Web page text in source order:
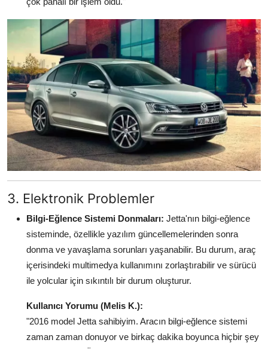
3. Elektronik Problemler
Bilgi-Eğlence Sistemi Donmaları: Jetta'nın bilgi-eğlence
sisteminde, özellikle yazılım güncellemelerinden sonra
donma ve yavaşlama sorunları yaşanabilir. Bu durum, araç
içerisindeki multimedya kullanımını zorlaştırabilir ve sürücü
ile yolcular için sıkıntılı bir durum oluşturur.
Kullanıcı Yorumu (Melis K.):
"2016 model Jetta sahibiyim. Aracın bilgi-eğlence sistemi
zaman zaman donuyor ve birkaç dakika boyunca hiçbir şey